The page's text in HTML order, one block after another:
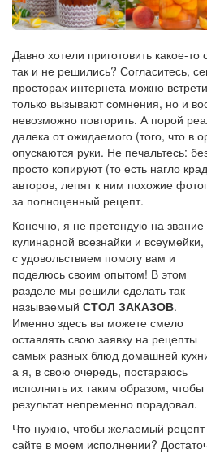
Давно хотели приготовить какое-
так и не решились? Согласитесь,
просторах интернета можно
только вызывают сомнения, но и
невозможно повторить. А порой
далека от ожидаемого (того, что в
опускаются руки. Не печальтесь:
просто копируют (то есть нагло
авторов, лепят к ним похожие
за полноценный рецепт.
Конечно, я не претендую на звание
кулинарной всезнайки и
с удовольствием помогу вам и
поделюсь своим опытом! В этом
разделе мы решили сделать так
называемый СТОЛ ЗАКАЗОВ.
Именно здесь вы можете смело
оставлять свою заявку на рецепты
самых разных блюд домашней
а я, в свою очередь, постараюсь
исполнить их таким образом, чтобы
результат непременно порадовал.
Что нужно, чтобы желаемый
сайте в моем исполнении?